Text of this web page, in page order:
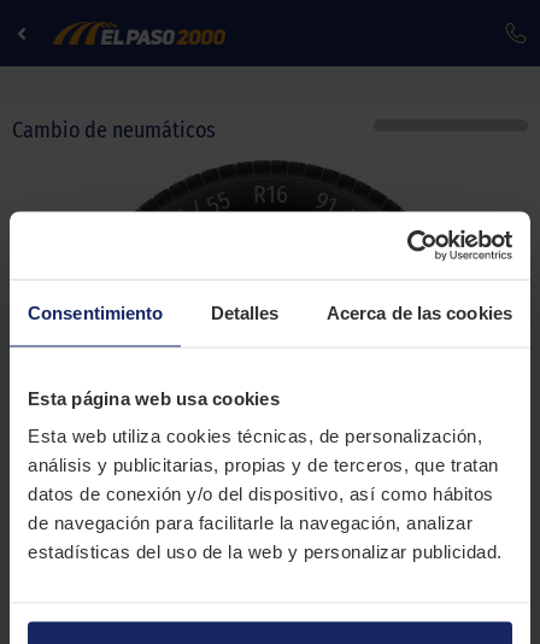
Consentimiento Detalles Acerca de las cookies
Esta página web usa cookies
Esta web utiliza cookies técnicas, de personalización,
análisis y publicitarias, propias y de terceros, que tratan
datos de conexión y/o del dispositivo, así como hábitos
de navegación para facilitarle la navegación, analizar
estadísticas del uso de la web y personalizar publicidad.
Cambio de neumáticos
205/55 R16 91V
Medidas más usuales
175 185
205 215 225
Más medidas